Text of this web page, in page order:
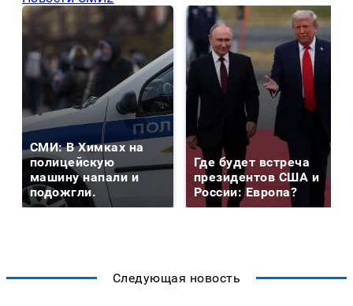
СМИ: В Химках на
полицейскую
машину напали и
подожгли.
Где будет встреча
президентов США и
России: Европа?
Следующая новость